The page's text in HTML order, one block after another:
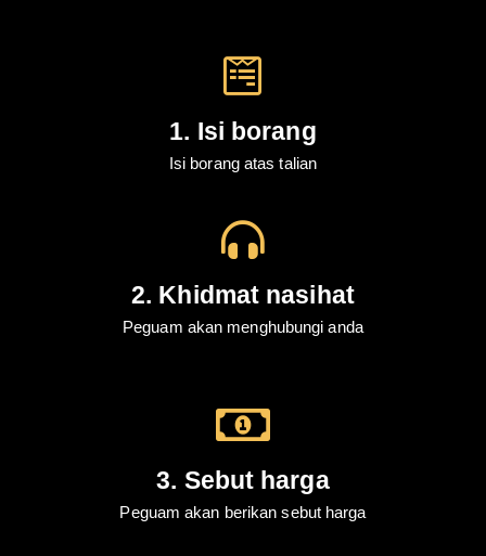
1. Isi borang
Isi borang atas talian
2. Khidmat nasihat
Peguam akan menghubungi anda
3. Sebut harga
Peguam akan berikan sebut harga